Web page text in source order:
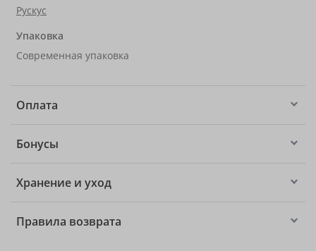
Рускус
Упаковка
Современная упаковка
Оплата
Бонусы
Хранение и уход
Правила возврата